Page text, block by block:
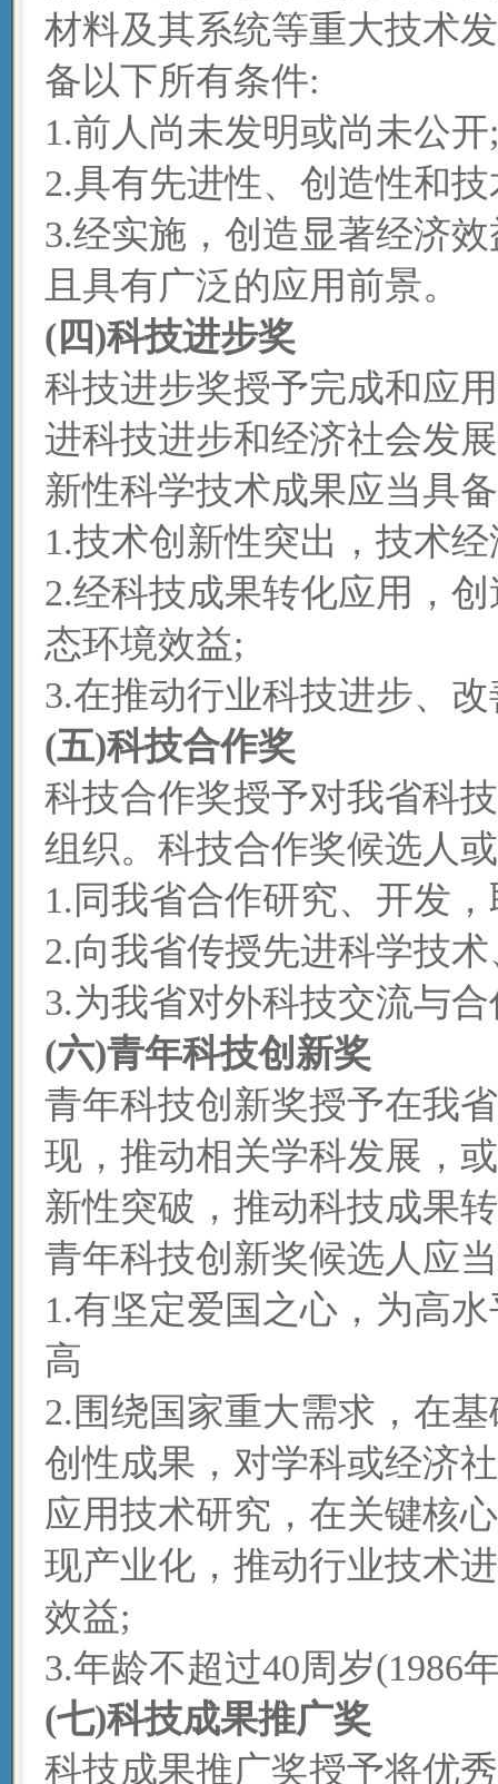
材料及其系统等重大技术
备以下所有条件:
1.前人尚未发明或尚未公开;
2.具有先进性、创造性和
3.经实施，创造显著经济
且具有广泛的应用前景。
(四)科技进步奖
科技进步奖授予完成和应
进科技进步和经济社会发
新性科学技术成果应当具
1.技术创新性突出，技术
2.经科技成果转化应用，
态环境效益;
3.在推动行业科技进步、
(五)科技合作奖
科技合作奖授予对我省科
组织。科技合作奖候选人
1.同我省合作研究、开发
2.向我省传授先进科学技
3.为我省对外科技交流与
(六)青年科技创新奖
青年科技创新奖授予在我
现，推动相关学科发展，
新性突破，推动科技成果
青年科技创新奖候选人应
1.有坚定爱国之心，为高
高
2.围绕国家重大需求，在
创性成果，对学科或经济
应用技术研究，在关键核
现产业化，推动行业技术
效益;
3.年龄不超过40周岁(1986
(七)科技成果推广奖
科技成果推广奖授予将优